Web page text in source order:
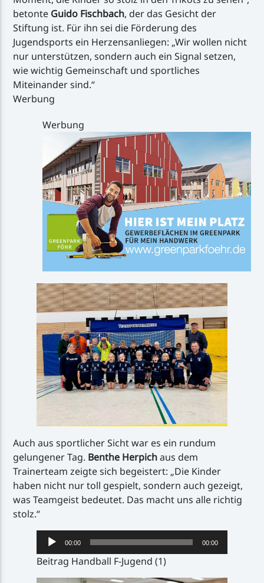
betonte Guido Fischbach, der das Gesicht der
Stiftung ist. Für ihn sei die Förderung des
Jugendsports ein Herzensanliegen: „Wir wollen nicht
nur unterstützen, sondern auch ein Signal setzen,
wie wichtig Gemeinschaft und sportliches
Miteinander sind.“
Werbung
Werbung
Auch aus sportlicher Sicht war es ein rundum
gelungener Tag. Benthe Herpichaus dem
Trainerteam zeigte sich begeistert: „Die Kinder
haben nicht nur toll gespielt, sondern auch gezeigt,
was Teamgeist bedeutet. Das macht uns alle richtig
stolz.“
Audio-
Player
00:00 00:00
Beitrag Handball F-Jugend (1)